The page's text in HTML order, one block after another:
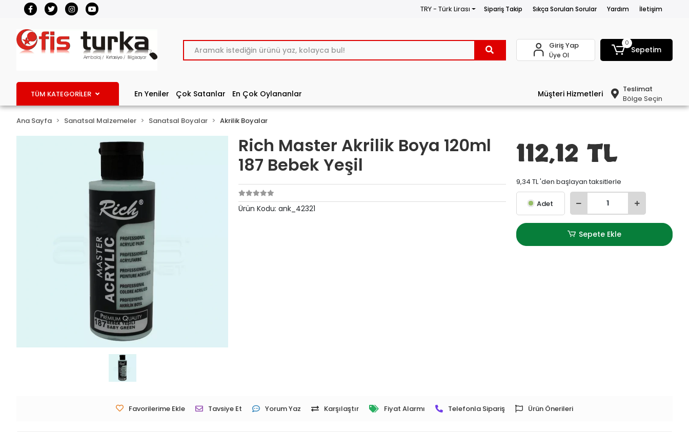
TRY - Türk Lirası Sipariş Takip Sıkça Sorulan Sorular Yardım İletişim
Giriş Yap
Üye Ol
0
Sepetim
TÜM KATEGORİLER En Yeniler Çok Satanlar En Çok Oylananlar Müşteri Hizmetleri
Teslimat
Bölge Seçin
Ana Sayfa Sanatsal Malzemeler Sanatsal Boyalar Akrilik Boyalar
Rich Master Akrilik Boya 120ml
187 Bebek Yeşil
Ürün Kodu:ank_42321
112,12 TL
9,34 TL 'den başlayan taksitlerle
Adet
Sepete Ekle
Favorilerime Ekle Tavsiye Et Yorum Yaz Karşılaştır Fiyat Alarmı Telefonla Sipariş Ürün Önerileri